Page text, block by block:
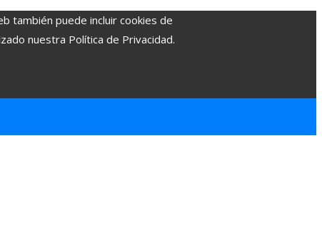
también puede incluir cookies de
nuestra Política de Privacidad.